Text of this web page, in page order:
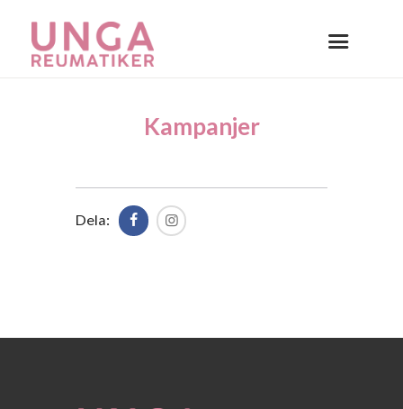
Kampanjer
Dela: